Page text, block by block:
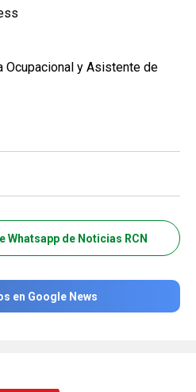
Ocupacional y Asistente de
Whatsapp de Noticias RCN
en Google News